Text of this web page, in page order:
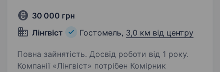
30 000 грн
Лінгвіст
Гостомель, 3,0 км від центру
Повна зайнятість. Досвід роботи від 1 року.
Компанії «Лінгвіст» потрібен Комірник